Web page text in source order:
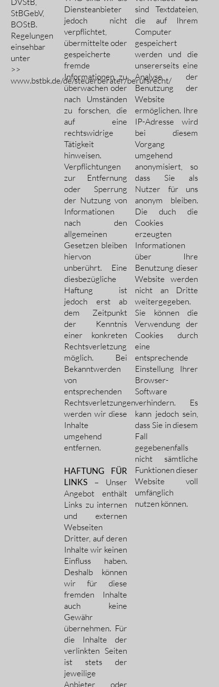
StBGebV,
BOStB.
Regelungen
einsehbar
unter
>>
www.bstbk.de/de/steuerberater/berufsrecht/
Diensteanbieter
jedoch nicht
verpflichtet,
übermittelte oder
gespeicherte
fremde
Informationen zu
überwachen oder
nach Umständen
zu forschen, die
auf eine
rechtswidrige
Tätigkeit
hinweisen.
Verpflichtungen
zur Entfernung
oder Sperrung
der Nutzung von
Informationen
nach den
allgemeinen
Gesetzen bleiben
hiervon
unberührt. Eine
diesbezügliche
Haftung ist
jedoch erst ab
dem Zeitpunkt
der Kenntnis
einer konkreten
Rechtsverletzung
möglich. Bei
Bekanntwerden
von
entsprechenden
Rechtsverletzungen
werden wir diese
Inhalte
umgehend
entfernen.
HAFTUNG FÜR
LINKS – Unser
Angebot enthält
Links zu internen
und externen
Webseiten
Dritter, auf deren
Inhalte wir keinen
Einfluss haben.
Deshalb können
wir für diese
fremden Inhalte
auch keine
Gewähr
übernehmen. Für
die Inhalte der
verlinkten Seiten
ist stets der
jeweilige
Anbieter oder
sind Textdateien,
die auf Ihrem
Computer
gespeichert
werden und die
unsererseits eine
Analyse der
Benutzung der
Website
ermöglichen. Ihre
IP-Adresse wird
bei diesem
Vorgang
umgehend
anonymisiert, so
dass Sie als
Nutzer für uns
anonym bleiben.
Die duch die
Cookies
erzeugten
Informationen
über Ihre
Benutzung dieser
Website werden
nicht an Dritte
weitergegeben.
Sie können die
Verwendung der
Cookies durch
eine
entsprechende
Einstellung Ihrer
Browser-
Software
verhindern. Es
kann jedoch sein,
dass Sie in diesem
Fall
gegebenenfalls
nicht sämtliche
Funktionen dieser
Website voll
umfänglich
nutzen können.